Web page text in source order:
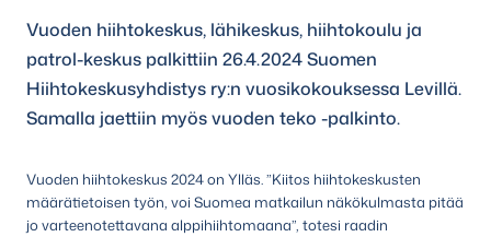
Vuoden hiihtokeskus, lähikeskus, hiihtokoulu ja
patrol-keskus palkittiin 26.4.2024 Suomen
Hiihtokeskusyhdistys ry:n vuosikokouksessa Levillä.
Samalla jaettiin myös vuoden teko -palkinto.
Vuoden hiihtokeskus 2024 on Ylläs. ”Kiitos hiihtokeskusten
määrätietoisen työn, voi Suomea matkailun näkökulmasta pitää
jo varteenotettavana alppihiihtomaana”, totesi raadin